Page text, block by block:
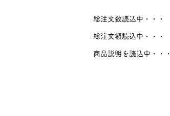
総注文数読込中・・・
総注文額読込中・・・
商品説明を読込中・・・